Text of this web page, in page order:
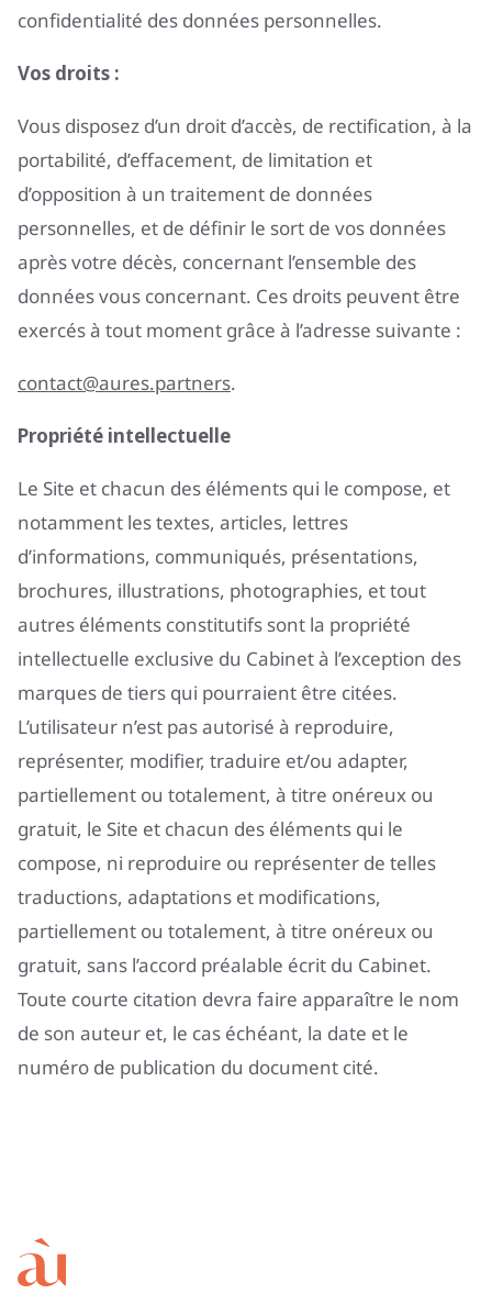
confidentialité des données personnelles.
Vos droits :
Vous disposez d’un droit d’accès, de rectification, à la
portabilité, d’effacement, de limitation et
d’opposition à un traitement de données
personnelles, et de définir le sort de vos données
après votre décès, concernant l’ensemble des
données vous concernant. Ces droits peuvent être
exercés à tout moment grâce à l’adresse suivante :
contact@aures.partners.
Propriété intellectuelle
Le Site et chacun des éléments qui le compose, et
notamment les textes, articles, lettres
d’informations, communiqués, présentations,
brochures, illustrations, photographies, et tout
autres éléments constitutifs sont la propriété
intellectuelle exclusive du Cabinet à l’exception des
marques de tiers qui pourraient être citées.
L’utilisateur n’est pas autorisé à reproduire,
représenter, modifier, traduire et/ou adapter,
partiellement ou totalement, à titre onéreux ou
gratuit, le Site et chacun des éléments qui le
compose, ni reproduire ou représenter de telles
traductions, adaptations et modifications,
partiellement ou totalement, à titre onéreux ou
gratuit, sans l’accord préalable écrit du Cabinet.
Toute courte citation devra faire apparaître le nom
de son auteur et, le cas échéant, la date et le
numéro de publication du document cité.